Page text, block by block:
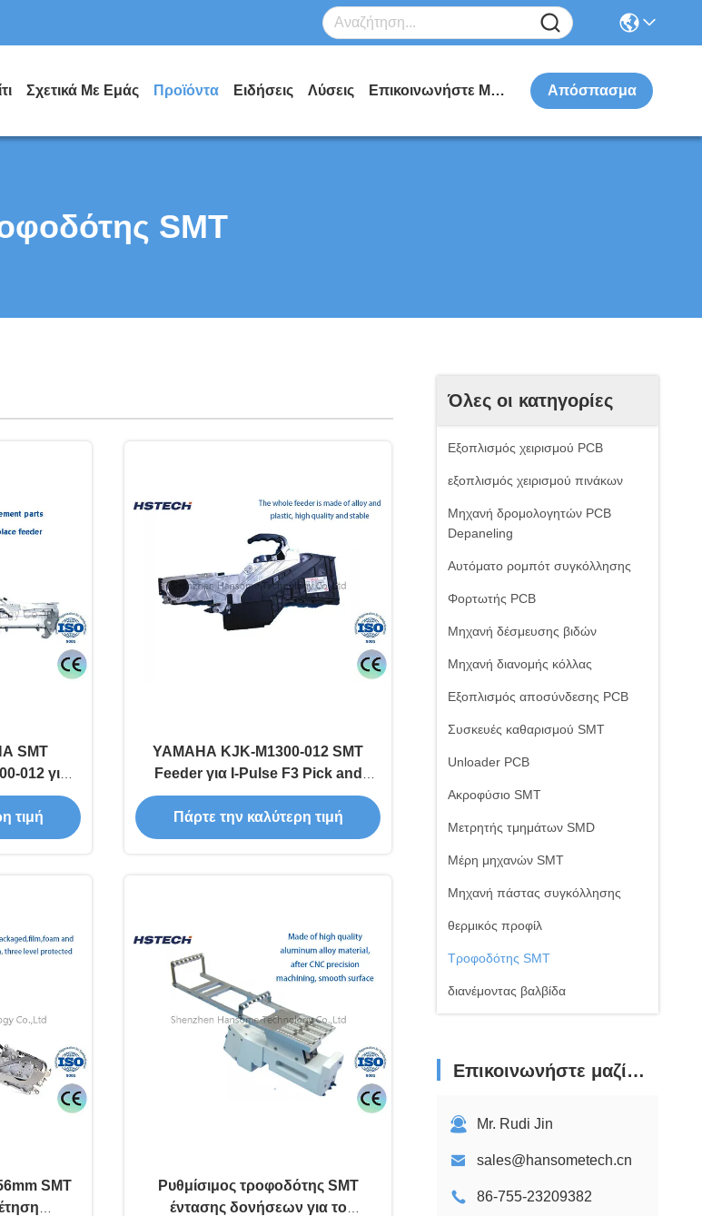
Σχετικά Με Εμάς Προϊόντα Ειδήσεις Λύσεις Επικοινωνήστε Μαζί Μας Απόσπασμα
SMT
Όλες οι κατηγορίες
Εξοπλισμός χειρισμού PCB
εξοπλισμός χειρισμού πινάκων
Μηχανή δρομολογητών PCB
Depaneling
Αυτόματο ρομπότ συγκόλλησης
Φορτωτής PCB
Μηχανή δέσμευσης βιδών
Μηχανή διανομής κόλλας
Εξοπλισμός αποσύνδεσης PCB
Συσκευές καθαρισμού SMT
Unloader PCB
Ακροφύσιο SMT
Μετρητής τμημάτων SMD
Μέρη μηχανών SMT
Μηχανή πάστας συγκόλλησης
θερμικός προφίλ
Τροφοδότης SMT
διανέμοντας βαλβίδα
Επικοινωνήστε μαζί μας
Mr. Rudi Jin
sales@hansometech.cn
86-755-23209382
SMT
012 για
τιμή
YAMAHA KJK-M1300-012 SMT
Feeder για I-Pulse F3 Pick and
Place Machine για την
συναρμολόγηση PCB
Πάρτε την καλύτερη τιμή
SMT
Ρυθμίσιμος τροφοδότης SMT
έντασης δονήσεων για το